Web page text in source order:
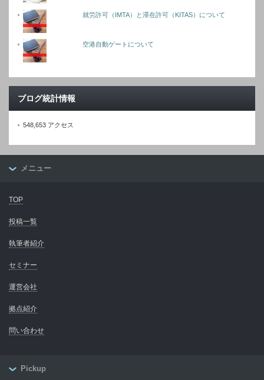
就労許可（IMTA）と滞在許可（KITAS）について
空港自動ゲートについて
ブログ統計情報
548,653 アクセス
メニュー
TOP
投稿一覧
執筆者紹介
セミナー
運営会社
拠点紹介
問い合わせ
Pickup